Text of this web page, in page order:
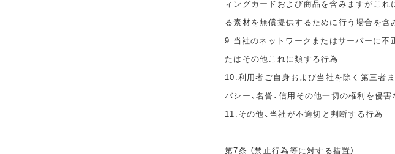
ィングカードおよび商品を含みますがこれ
る素材を無償提供するために行う場合を含
9.当社のネットワークまたはサーバーに不
たはその他これに類する行為
10.利用者ご自身および当社を除く第三者ま
バシー、名誉、信用その他一切の権利を侵
11.その他、当社が不適切と判断する行為
第7条 （禁止行為等に対する措置）